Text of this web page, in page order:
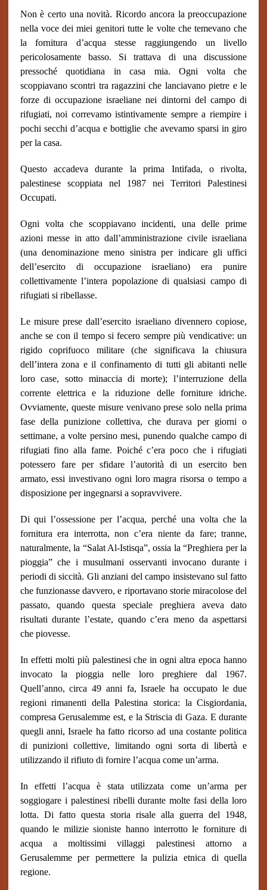
Non è certo una novità. Ricordo ancora la preoccupazione
nella voce dei miei genitori tutte le volte che temevano che
la fornitura d’acqua stesse raggiungendo un livello
pericolosamente basso. Si trattava di una discussione
pressoché quotidiana in casa mia. Ogni volta che
scoppiavano scontri tra ragazzini che lanciavano pietre e le
forze di occupazione israeliane nei dintorni del campo di
rifugiati, noi correvamo istintivamente sempre a riempire i
pochi secchi d’acqua e bottiglie che avevamo sparsi in giro
per la casa.
Questo accadeva durante la prima Intifada, o rivolta,
palestinese scoppiata nel 1987 nei Territori Palestinesi
Occupati.
Ogni volta che scoppiavano incidenti, una delle prime
azioni messe in atto dall’amministrazione civile israeliana
(una denominazione meno sinistra per indicare gli uffici
dell’esercito di occupazione israeliano) era punire
collettivamente l’intera popolazione di qualsiasi campo di
rifugiati si ribellasse.
Le misure prese dall’esercito israeliano divennero copiose,
anche se con il tempo si fecero sempre più vendicative: un
rigido coprifuoco militare (che significava la chiusura
dell’intera zona e il confinamento di tutti gli abitanti nelle
loro case, sotto minaccia di morte); l’interruzione della
corrente elettrica e la riduzione delle forniture idriche.
Ovviamente, queste misure venivano prese solo nella prima
fase della punizione collettiva, che durava per giorni o
settimane, a volte persino mesi, punendo qualche campo di
rifugiati fino alla fame. Poiché c’era poco che i rifugiati
potessero fare per sfidare l’autorità di un esercito ben
armato, essi investivano ogni loro magra risorsa o tempo a
disposizione per ingegnarsi a sopravvivere.
Di qui l’ossessione per l’acqua, perché una volta che la
fornitura era interrotta, non c’era niente da fare; tranne,
naturalmente, la “Salat Al-Istisqa”, ossia la “Preghiera per la
pioggia” che i musulmani osservanti invocano durante i
periodi di siccità. Gli anziani del campo insistevano sul fatto
che funzionasse davvero, e riportavano storie miracolose del
passato, quando questa speciale preghiera aveva dato
risultati durante l’estate, quando c’era meno da aspettarsi
che piovesse.
In effetti molti più palestinesi che in ogni altra epoca hanno
invocato la pioggia nelle loro preghiere dal 1967.
Quell’anno, circa 49 anni fa, Israele ha occupato le due
regioni rimanenti della Palestina storica: la Cisgiordania,
compresa Gerusalemme est, e la Striscia di Gaza. E durante
quegli anni, Israele ha fatto ricorso ad una costante politica
di punizioni collettive, limitando ogni sorta di libertà e
utilizzando il rifiuto di fornire l’acqua come un’arma.
In effetti l’acqua è stata utilizzata come un’arma per
soggiogare i palestinesi ribelli durante molte fasi della loro
lotta. Di fatto questa storia risale alla guerra del 1948,
quando le milizie sioniste hanno interrotto le forniture di
acqua a moltissimi villaggi palestinesi attorno a
Gerusalemme per permettere la pulizia etnica di quella
regione.